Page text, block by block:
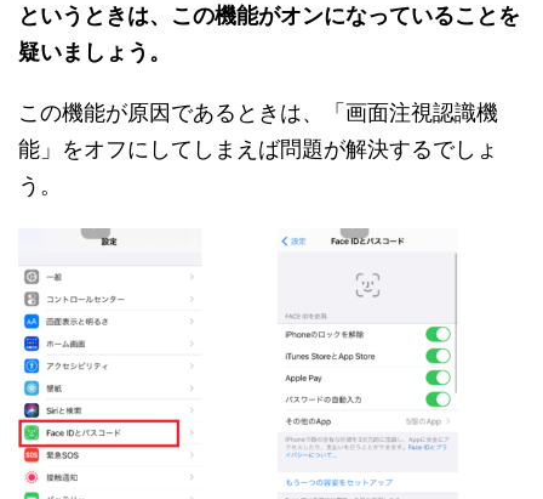
というときは、この機能がオンになっていることを
疑いましょう。
この機能が原因であるときは、「画面注視認識機
能」をオフにしてしまえば問題が解決するでしょ
う。